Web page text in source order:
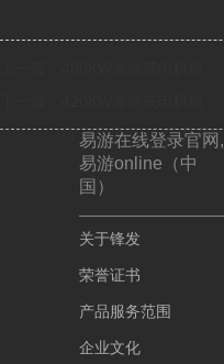
易游在线登录官网,
易游online（中
国）
关于锋发
荣誉证书
产品服务范围
企业文化